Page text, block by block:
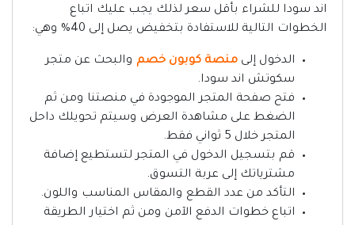
اند سودا للشراء بأقل سعر لذلك يجب عليك اتباع
الخطوات التالية للاستفادة بتخفيض يصل إلى 40% وهي:
الدخول إلى منصة كوبون خصم والبحث عن متجر
سكوتش اند سودا.
فتح صفحة المتجر الموجودة في منصتنا ومن ثم
الضغط على مشاهدة العرض وسيتم تحويلك داحل
المتجر خلال 5 ثواني فقط.
قم بتسجيل الدخول في المتجر لتستطيع إضافة
مشترياتك إلى عربة التسوق.
التأكد من عدد القطع والمقاس المناسب واللون.
اتباع خطوات الدفع الآمن ومن ثم اختيار الطريقة